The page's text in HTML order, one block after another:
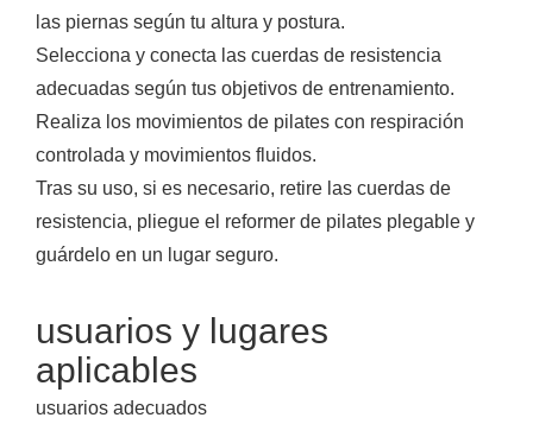
las piernas según tu altura y postura.
Selecciona y conecta las cuerdas de resistencia
adecuadas según tus objetivos de entrenamiento.
Realiza los movimientos de pilates con respiración
controlada y movimientos fluidos.
Tras su uso, si es necesario, retire las cuerdas de
resistencia, pliegue el reformer de pilates plegable y
guárdelo en un lugar seguro.
usuarios y lugares
aplicables
usuarios adecuados